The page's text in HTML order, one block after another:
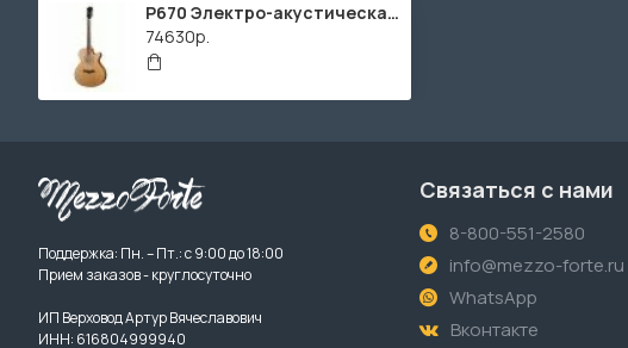
P670 Электро-акустическая гитара, с вырезом, с футляром, Parkwood
74630р.
Поддержка: Пн. – Пт.: с 9:00 до 18:00
Прием заказов - круглосуточно
ИП Верховод Артур Вячеславович
ИНН: 616804999940
Связаться с нами
8-800-551-2580
info@mezzo-forte.ru
WhatsApp
Вконтакте